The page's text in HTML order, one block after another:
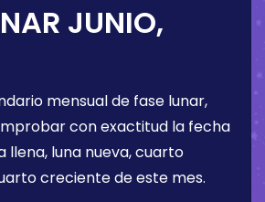
JUNIO,
mensual de fase lunar,
con exactitud la fecha
llena, luna nueva, cuarto
creciente de este mes.